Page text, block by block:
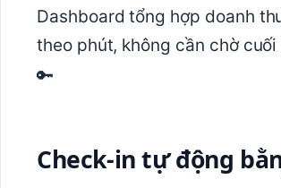
Dashboard tổng hợp doanh
theo phút, không cần chờ cuối
🔑
Check-in tự động